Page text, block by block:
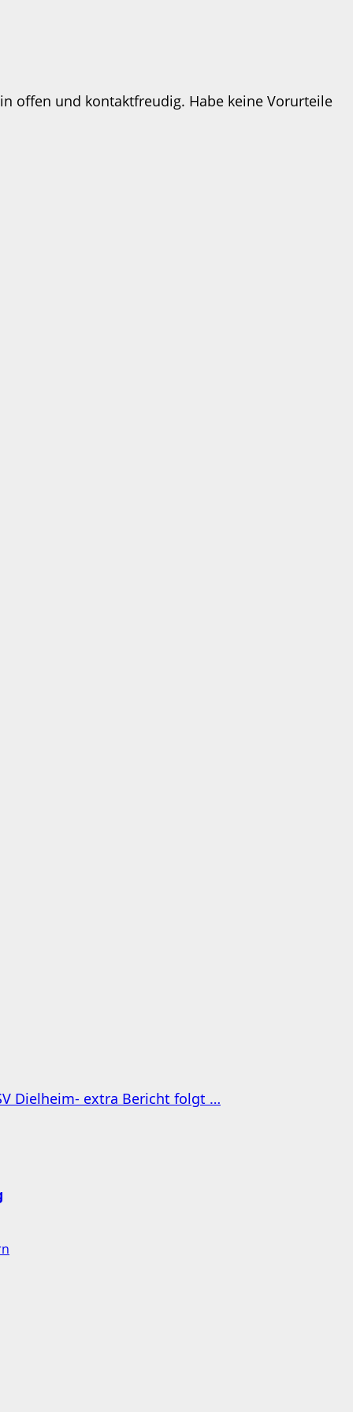
offen und kontaktfreudig. Habe keine Vorurteile
Dielheim- extra Bericht folgt …